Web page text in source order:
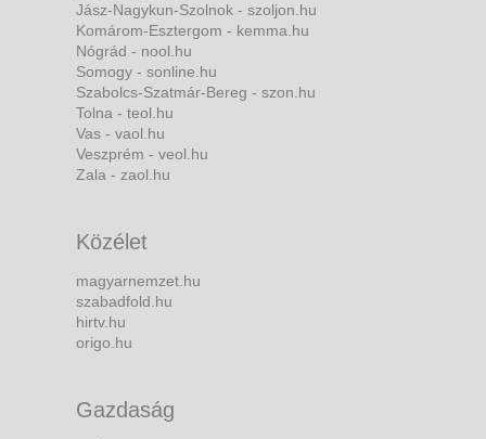
Jász-Nagykun-Szolnok - szoljon.hu
Komárom-Esztergom - kemma.hu
Nógrád - nool.hu
Somogy - sonline.hu
Szabolcs-Szatmár-Bereg - szon.hu
Tolna - teol.hu
Vas - vaol.hu
Veszprém - veol.hu
Zala - zaol.hu
Közélet
magyarnemzet.hu
szabadfold.hu
hirtv.hu
origo.hu
Gazdaság